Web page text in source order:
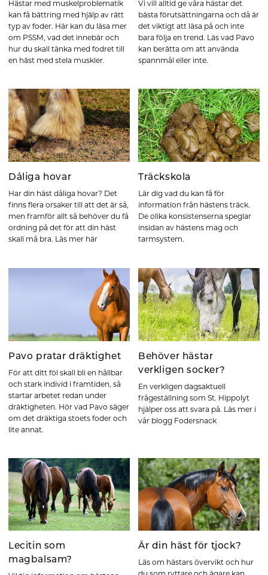
Hästar med muskelproblematik
kan få bättring med hjälp av rätt
typ av foder. Här kan du läsa mer
om PSSM, vad det innebär och
hur du skall tänka med fodret till
en häst med stela muskler.
Vi vill alltid ge våra hästar det
bästa förutsättningarna och då är
det viktigt att läsa på och inte
bara följa en trend. Läs vad Pavo
kan berätta om att använda
spannmål eller inte.
Dåliga hovar
Har din häst dåliga hovar? Det
finns flera orsaker till att det är så,
men framför allt så behöver du få
ordning på det för att din häst
skall må bra. Läs mer här
Träckskola
Lär dig vad du kan få för
information från hästens träck.
De olika konsistenserna speglar
insidan av hästens mag och
tarmsystem.
Pavo pratar dräktighet
För att ditt föl skall bli en hållbar
och stark individ i framtiden, så
startar arbetet redan under
dräktigheten. Hör vad Pavo säger
om det dräktiga stoets foder och
lite annat.
Behöver hästar
verkligen socker?
En verkligen dagsaktuell
frågeställning som St. Hippolyt
hjälper oss att svara på. Läs mer i
vår blogg Fodersnack
Lecitin som
magbalsam?
Är din häst för tjock?
Läs om hästars övervikt och hur